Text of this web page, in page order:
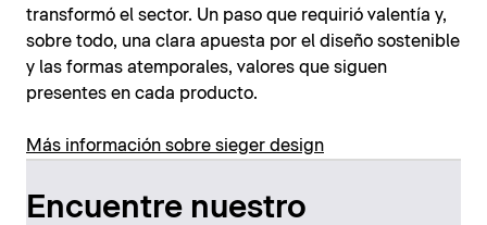
transformó el sector. Un paso que requirió valentía y,
sobre todo, una clara apuesta por el diseño sostenible
y las formas atemporales, valores que siguen
presentes en cada producto.
Más información sobre sieger design
Encuentre nuestro